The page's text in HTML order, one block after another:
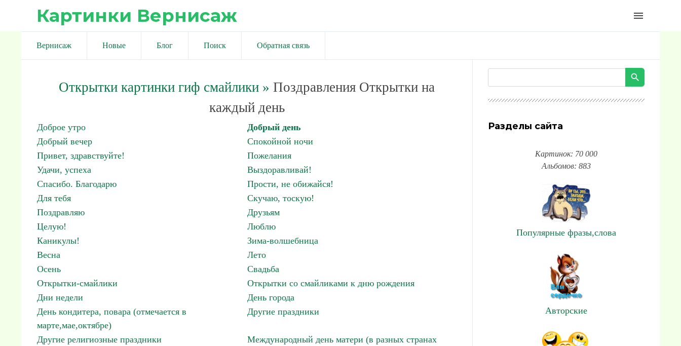
Картинки Вернисаж menu
Вернисаж Новые Блог Поиск Обратная связь
Открытки картинки гиф смайлики » Поздравления Открытки на
каждый день
Доброе утро
Добрый день
Добрый вечер
Спокойной ночи
Привет, здравствуйте!
Пожелания
Удачи, успеха
Выздоравливай!
Спасибо. Благодарю
Прости, не обижайся!
Для тебя
Скучаю, тоскую!
Поздравляю
Друзьям
Целую!
Люблю
Каникулы!
Зима-волшебница
Весна
Лето
Осень
Свадьба
Открытки-смайлики
Открытки со смайликами к дню рождения
Дни недели
День города
День кондитера, повара (отмечается в
марте,мае,октябре)
Другие праздники
Другие религиозные праздники
Международный день матери (в разных странах
Разделы сайта
Картинок: 70 000
Альбомов: 883
Популярные фразы,слова
Авторские